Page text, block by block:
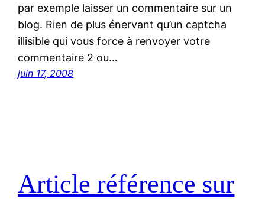
par exemple laisser un commentaire sur un
blog. Rien de plus énervant qu’un captcha
illisible qui vous force à renvoyer votre
commentaire 2 ou…
juin 17, 2008
Article référence sur